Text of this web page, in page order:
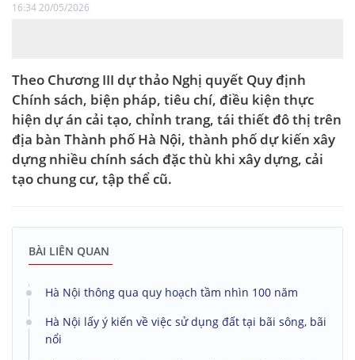
16:34 20/05/2026
Theo Chương III dự thảo Nghị quyết Quy định
Chính sách, biện pháp, tiêu chí, điều kiện thực
hiện dự án cải tạo, chỉnh trang, tái thiết đô thị trên
địa bàn Thành phố Hà Nội, thành phố dự kiến xây
dựng nhiều chính sách đặc thù khi xây dựng, cải
tạo chung cư, tập thể cũ.
BÀI LIÊN QUAN
Hà Nội thông qua quy hoạch tầm nhìn 100 năm
Hà Nội lấy ý kiến về việc sử dụng đất tại bãi sông, bãi
nổi